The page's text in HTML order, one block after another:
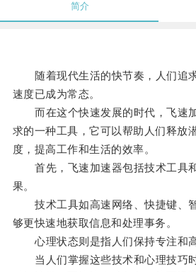
简介
随着现代生活的快节奏，人们追
速度已成为常态。
而在这个快速发展的时代，飞速
求的一种工具，它可以帮助人们释放
度，提高工作和生活的效率。
首先，飞速加速器包括技术工具
果。
技术工具如高速网络、快捷键、
够更快速地获取信息和处理事务。
心理状态则是指人们保持专注和高
当人们掌握这些技术和心理技巧